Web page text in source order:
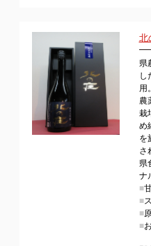
北
県
し
用。
農
栽
め
を
さ
県
ナ
■
■
■
■